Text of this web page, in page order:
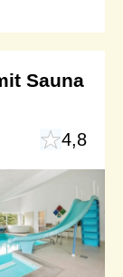
Sauna
4,8